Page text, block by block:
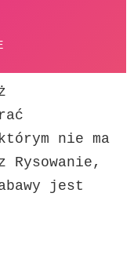
nie ma
Rysowanie,
jest